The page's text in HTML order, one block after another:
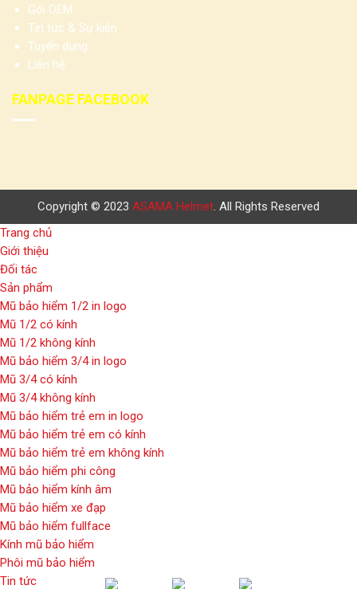
Gói OEM
Tin tức & Sự kiện
Tuyển dụng
Liên hệ
FANPAGE FACEBOOK
Copyright © 2023 ASAMA Helmet . All Rights Reserved
Trang chủ
Giới thiệu
Đối tác
Sản phẩm
Mũ bảo hiểm 1/2 in logo
Mũ 1/2 có kính
Mũ 1/2 không kính
Mũ bảo hiểm 3/4 in logo
Mũ 3/4 có kính
Mũ 3/4 không kính
Mũ bảo hiểm trẻ em in logo
Mũ bảo hiểm trẻ em có kính
Mũ bảo hiểm trẻ em không kính
Mũ bảo hiểm phi công
Mũ bảo hiểm kính âm
Mũ bảo hiểm xe đạp
Mũ bảo hiểm fullface
Kính mũ bảo hiểm
Phôi mũ bảo hiểm
Tin tức